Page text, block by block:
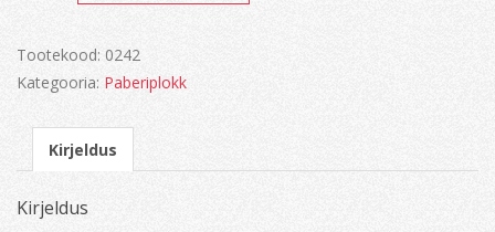
Tootekood: 0242
Kategooria: Paberiplokk
Kirjeldus
Kirjeldus